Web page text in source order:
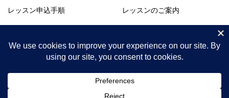
レッスン申込手順 レッスンのご案内